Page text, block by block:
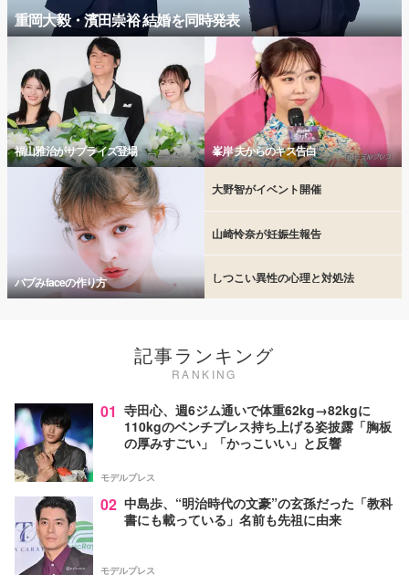
重岡大毅・濱田崇裕 結婚を同時発表
福山雅治がサプライズ登場 峯岸 夫からのキス告白
バブみfaceの作り方
大野智がイベント開催
山崎怜奈が妊娠生報告
しつこい異性の心理と対処法
記事ランキング
RANKING
01 寺田心、週6ジム通いで体重62kg→82kgに
110kgのベンチプレス持ち上げる姿披露「胸板
の厚みすごい」「かっこいい」と反響
モデルプレス
02 中島歩、“明治時代の文豪”の玄孫だった「教科
書にも載っている」名前も先祖に由来
モデルプレス